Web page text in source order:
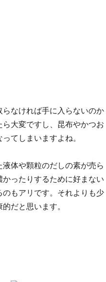
なければ手に入らないのか
大変ですし、昆布やかつお
てしまいますよね。
体や顆粒のだしの素が売ら
ったりするために好まない
もアリです。それよりも少
だと思います。